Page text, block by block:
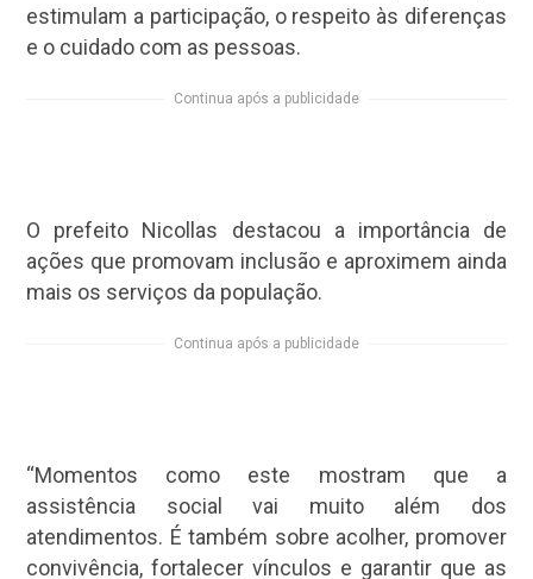
estimulam a participação, o respeito às diferenças
e o cuidado com as pessoas.
Continua após a publicidade
O prefeito Nicollas destacou a importância de
ações que promovam inclusão e aproximem ainda
mais os serviços da população.
Continua após a publicidade
“Momentos como este mostram que a
assistência social vai muito além dos
atendimentos. É também sobre acolher, promover
convivência, fortalecer vínculos e garantir que as